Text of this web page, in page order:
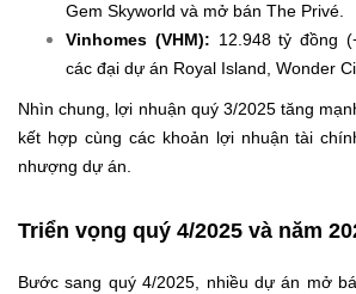
Gem Skyworld và mở bán The Privé.
Vinhomes (VHM): 12.948 tỷ đồng
các đại dự án Royal Island, Wonder
Nhìn chung, lợi nhuận quý 3/2025 tăng
kết hợp cùng các khoản lợi nhuận tài
nhượng dự án.
Triển vọng quý 4/2025 và năm
Bước sang quý 4/2025, nhiều dự án mở